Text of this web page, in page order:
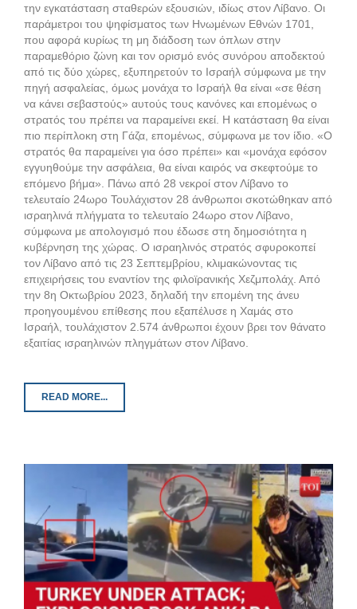
την εγκατάσταση σταθερών εξουσιών, ιδίως στον Λίβανο. Οι
παράμετροι του ψηφίσματος των Ηνωμένων Εθνών 1701,
που αφορά κυρίως τη μη διάδοση των όπλων στην
παραμεθόριο ζώνη και τον ορισμό ενός συνόρου αποδεκτού
από τις δύο χώρες, εξυπηρετούν το Ισραήλ σύμφωνα με την
πηγή ασφαλείας, όμως μονάχα το Ισραήλ θα είναι «σε θέση
να κάνει σεβαστούς» αυτούς τους κανόνες και επομένως ο
στρατός του πρέπει να παραμείνει εκεί. Η κατάσταση θα είναι
πιο περίπλοκη στη Γάζα, επομένως, σύμφωνα με τον ίδιο. «Ο
στρατός θα παραμείνει για όσο πρέπει» και «μονάχα εφόσον
εγγυηθούμε την ασφάλεια, θα είναι καιρός να σκεφτούμε το
επόμενο βήμα». Πάνω από 28 νεκροί στον Λίβανο το
τελευταίο 24ωρο Τουλάχιστον 28 άνθρωποι σκοτώθηκαν από
ισραηλινά πλήγματα το τελευταίο 24ωρο στον Λίβανο,
σύμφωνα με απολογισμό που έδωσε στη δημοσιότητα η
κυβέρνηση της χώρας. Ο ισραηλινός στρατός σφυροκοπεί
τον Λίβανο από τις 23 Σεπτεμβρίου, κλιμακώνοντας τις
επιχειρήσεις του εναντίον της φιλοϊρανικής Χεζμπολάχ. Από
την 8η Οκτωβρίου 2023, δηλαδή την επομένη της άνευ
προηγουμένου επίθεσης που εξαπέλυσε η Χαμάς στο
Ισραήλ, τουλάχιστον 2.574 άνθρωποι έχουν βρει τον θάνατο
εξαιτίας ισραηλινών πληγμάτων στον Λίβανο.
READ MORE...